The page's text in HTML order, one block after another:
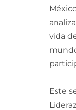
vida
Este